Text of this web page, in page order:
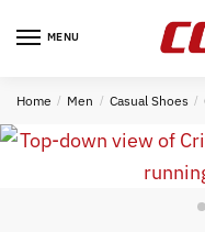
MENU
Home / Men / Casual Shoes /